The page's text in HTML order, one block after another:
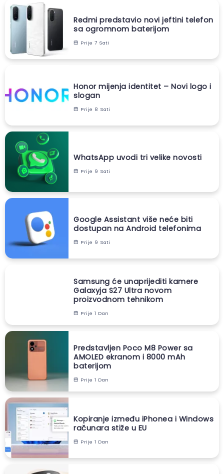
Redmi predstavio novi jeftini telefon
sa ogromnom baterijom
Prije 7 Sati
Honor mijenja identitet – Novi logo i
slogan
Prije 8 Sati
WhatsApp uvodi tri velike novosti
Prije 9 Sati
Google Assistant više neće biti
dostupan na Android telefonima
Prije 9 Sati
Samsung će unaprijediti kamere
Galaxyja S27 Ultra novom
proizvodnom tehnikom
Prije 1 Dan
Predstavljen Poco M8 Power sa
AMOLED ekranom i 8000 mAh
baterijom
Prije 1 Dan
Kopiranje između iPhonea i Windows
računara stiže u EU
Prije 1 Dan